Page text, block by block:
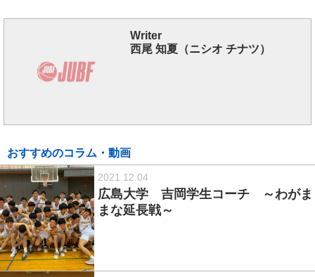
Writer
西尾 知夏（ニシオ チナツ）
おすすめのコラム・動画
2021.12.04
広島大学 吉岡学生コーチ ～わがま
まな延長戦～